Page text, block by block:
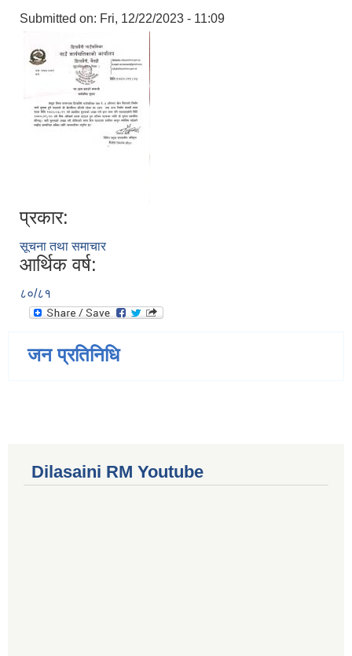
Submitted on: Fri, 12/22/2023 - 11:09
प्रकार:
सूचना तथा समाचार
आर्थिक वर्ष:
८०/८१
जन प्रतिनिधि
Dilasaini RM Youtube